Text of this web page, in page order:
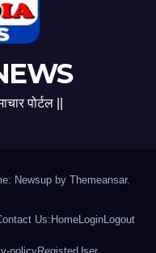
पोर्टल ||
Newsup by Themeansar.
Us: Home Login Logout